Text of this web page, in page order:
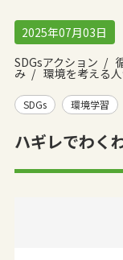
2025年07月03日
SDGsアクション
み 環境を考える
SDGs 環境学習
ハギレでわく